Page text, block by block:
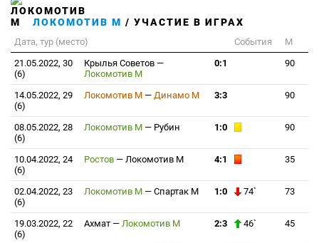
ЛОКОМОТИВ М / УЧАСТИЕ В ИГРАХ
Дата, тур (место) События
М
21.05.2022, 30
(6)
Крылья Советов —
Локомотив М
0:1 90
14.05.2022, 29
(6)
Локомотив М — Динамо М 3:3 90
08.05.2022, 28
(6)
Локомотив М — Рубин 1:0 90
10.04.2022, 24
(6)
Ростов — Локомотив М 4:1 35
02.04.2022, 23
(6)
Локомотив М — Спартак М 1:0 74` 73
19.03.2022, 22
(6)
Ахмат — Локомотив М 2:3 46` 45